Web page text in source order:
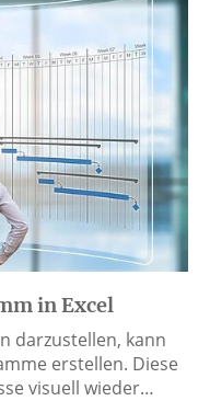
in Excel
darzustellen, kann
erstellen. Diese
visuell wieder…